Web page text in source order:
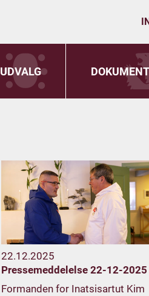
UDVALG
22.12.2025
Pressemeddelelse 22-12-2025
Formanden for Inatsisartut Kim